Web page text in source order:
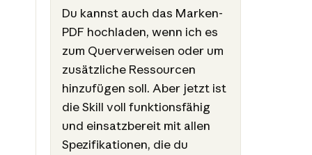
Du kannst auch das Marken-
PDF hochladen, wenn ich es
zum Querverweisen oder um
zusätzliche Ressourcen
hinzufügen soll. Aber jetzt ist
die Skill voll funktionsfähig
und einsatzbereit mit allen
Spezifikationen, die du